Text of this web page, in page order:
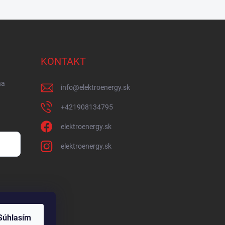
KONTAKT
info@elektroenergy.sk
+421908134795
elektroenergy.sk
elektroenergy.sk